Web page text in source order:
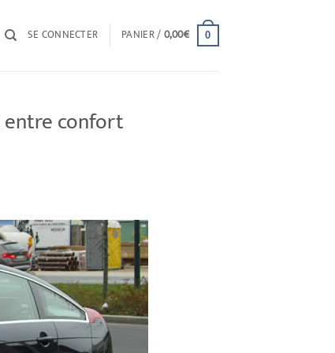
SE CONNECTER PANIER /0,00€ 0
entre confort